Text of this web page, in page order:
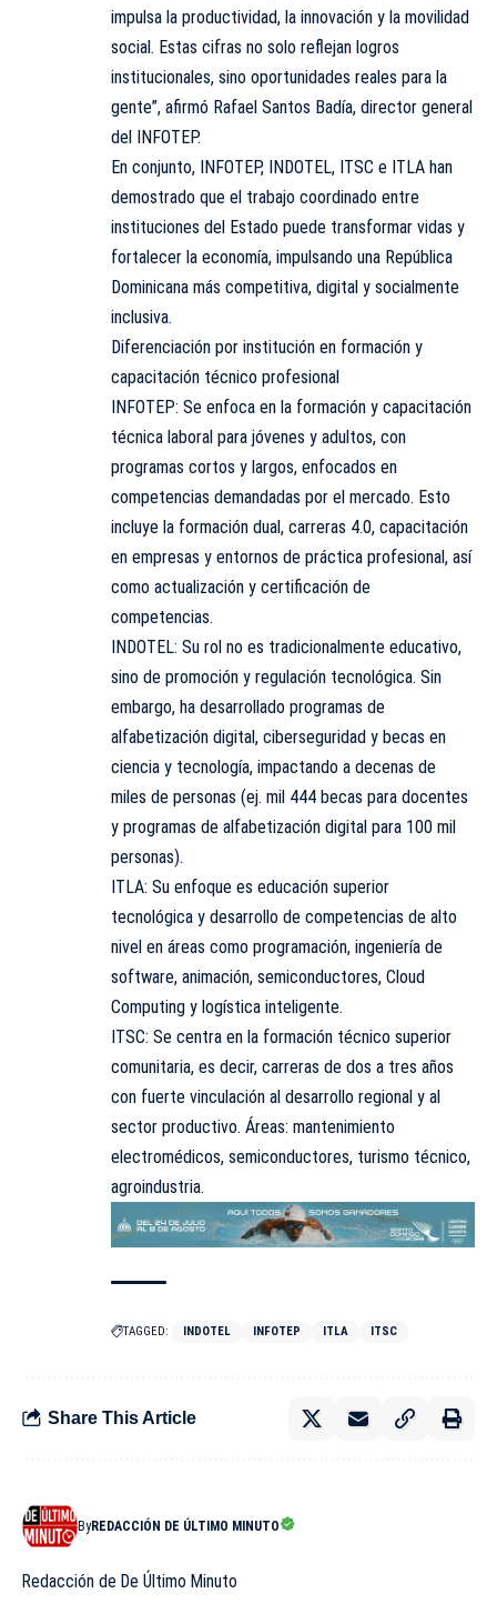
impulsa la productividad, la innovación y la movilidad
social. Estas cifras no solo reflejan logros
institucionales, sino oportunidades reales para la
gente”, afirmó Rafael Santos Badía, director general
del INFOTEP.
En conjunto, INFOTEP, INDOTEL, ITSC e ITLA han
demostrado que el trabajo coordinado entre
instituciones del Estado puede transformar vidas y
fortalecer la economía, impulsando una República
Dominicana más competitiva, digital y socialmente
inclusiva.
Diferenciación por institución en formación y
capacitación técnico profesional
INFOTEP: Se enfoca en la formación y capacitación
técnica laboral para jóvenes y adultos, con
programas cortos y largos, enfocados en
competencias demandadas por el mercado. Esto
incluye la formación dual, carreras 4.0, capacitación
en empresas y entornos de práctica profesional, así
como actualización y certificación de
competencias.
INDOTEL: Su rol no es tradicionalmente educativo,
sino de promoción y regulación tecnológica. Sin
embargo, ha desarrollado programas de
alfabetización digital, ciberseguridad y becas en
ciencia y tecnología, impactando a decenas de
miles de personas (ej. mil 444 becas para docentes
y programas de alfabetización digital para 100 mil
personas).
ITLA: Su enfoque es educación superior
tecnológica y desarrollo de competencias de alto
nivel en áreas como programación, ingeniería de
software, animación, semiconductores, Cloud
Computing y logística inteligente.
ITSC: Se centra en la formación técnico superior
comunitaria, es decir, carreras de dos a tres años
con fuerte vinculación al desarrollo regional y al
sector productivo. Áreas: mantenimiento
electromédicos, semiconductores, turismo técnico,
agroindustria.
TAGGED: INDOTEL INFOTEP ITLA ITSC
Share This Article
ByREDACCIÓN DE ÚLTIMO MINUTO
Redacción de De Último Minuto